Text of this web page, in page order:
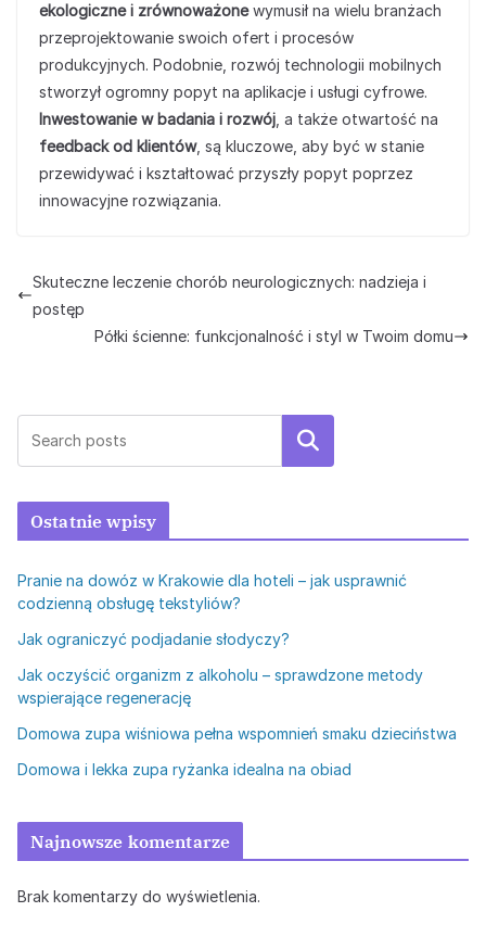
ekologiczne i zrównoważonewymusił na wielu branżach
przeprojektowanie swoich ofert i procesów
produkcyjnych. Podobnie, rozwój technologii mobilnych
stworzył ogromny popyt na aplikacje i usługi cyfrowe.
Inwestowanie w badania i rozwój , a także otwartość na
feedback od klientów, są kluczowe, aby być w stanie
przewidywać i kształtować przyszły popyt poprzez
innowacyjne rozwiązania.
Skuteczne leczenie chorób neurologicznych: nadzieja i
postęp
Półki ścienne: funkcjonalność i styl w Twoim domu
Szukaj
Ostatnie wpisy
Pranie na dowóz w Krakowie dla hoteli – jak usprawnić
codzienną obsługę tekstyliów?
Jak ograniczyć podjadanie słodyczy?
Jak oczyścić organizm z alkoholu – sprawdzone metody
wspierające regenerację
Domowa zupa wiśniowa pełna wspomnień smaku dzieciństwa
Domowa i lekka zupa ryżanka idealna na obiad
Najnowsze komentarze
Brak komentarzy do wyświetlenia.